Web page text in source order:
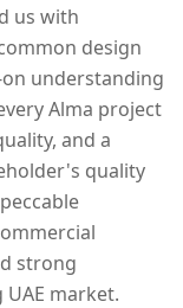
us with
design
understanding
Alma project
and a
quality
strong
market.